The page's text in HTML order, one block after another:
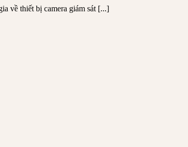
về thiết bị camera giám sát [...]